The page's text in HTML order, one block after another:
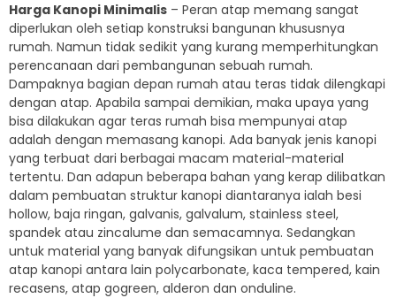
Harga Kanopi Minimalis – Peran atap memang sangat
diperlukan oleh setiap konstruksi bangunan khususnya
rumah. Namun tidak sedikit yang kurang memperhitungkan
perencanaan dari pembangunan sebuah rumah.
Dampaknya bagian depan rumah atau teras tidak dilengkapi
dengan atap. Apabila sampai demikian, maka upaya yang
bisa dilakukan agar teras rumah bisa mempunyai atap
adalah dengan memasang kanopi. Ada banyak jenis kanopi
yang terbuat dari berbagai macam material-material
tertentu. Dan adapun beberapa bahan yang kerap dilibatkan
dalam pembuatan struktur kanopi diantaranya ialah besi
hollow, baja ringan, galvanis, galvalum, stainless steel,
spandek atau zincalume dan semacamnya. Sedangkan
untuk material yang banyak difungsikan untuk pembuatan
atap kanopi antara lain polycarbonate, kaca tempered, kain
recasens, atap gogreen, alderon dan onduline.